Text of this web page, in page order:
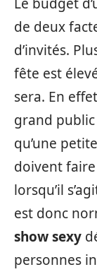
de deux
d’invités.
fête est
sera. En
grand
qu’une
doivent
lorsqu’il
est donc
show sexy
personnes